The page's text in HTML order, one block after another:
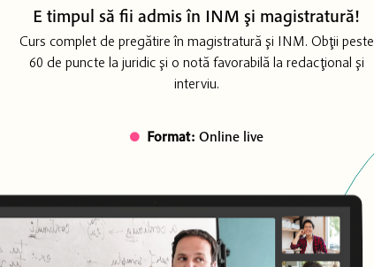
E timpul să fii admis în INM şi magistratură!
Curs complet de pregătire în magistratură şi INM. Obţii peste
60 de puncte la juridic şi o notă favorabilă la redacţional şi
interviu.
Format: Online live